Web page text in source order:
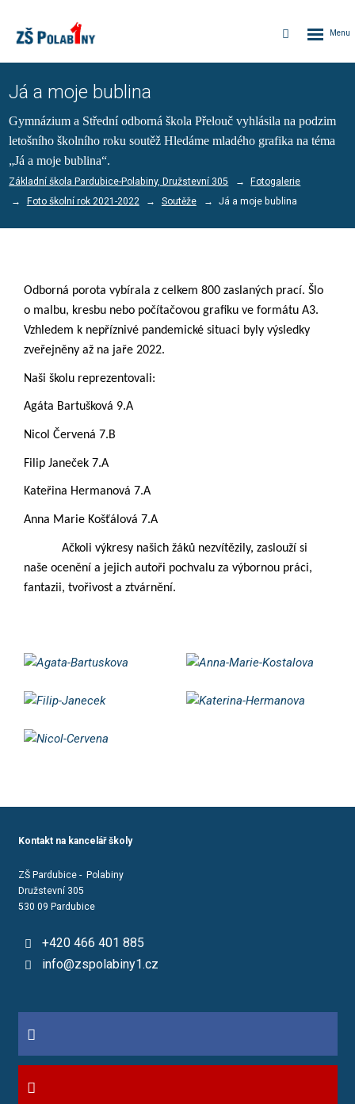
Vyhledávání
Já a moje bublina
Gymnázium a Střední odborná škola Přelouč vyhlásila na podzim
letošního školního roku soutěž Hledáme mladého grafika na téma
„Já a moje bublina“.
Základní škola Pardubice-Polabiny, Družstevní 305
Fotogalerie
Foto školní rok 2021-2022
Soutěže Já a moje bublina
Odborná porota vybírala z celkem 800 zaslaných prací. Šlo
o malbu, kresbu nebo počítačovou grafiku ve formátu A3.
Vzhledem k nepříznivé pandemické situaci byly výsledky
zveřejněny až na jaře 2022.
Naši školu reprezentovali:
Agáta Bartušková 9.A
Nicol Červená 7.B
Filip Janeček 7.A
Kateřina Hermanová 7.A
Anna Marie Košťálová 7.A
Ačkoli výkresy našich žáků nezvítězily, zaslouží si
naše ocenění a jejich autoři pochvalu za výbornou práci,
fantazii, tvořivost a ztvárnění.
Kontakt na kancelář školy
ZŠ Pardubice - Polabiny
Družstevní 305
530 09 Pardubice
+420 466 401 885
info@zspolabiny1.cz